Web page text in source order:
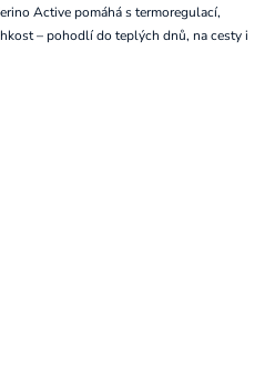
Active pomáhá s termoregulací,
– pohodlí do teplých dnů, na cesty i